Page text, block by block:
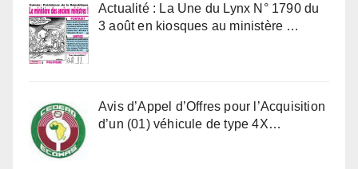
Actualité : La Une du Lynx N° 1790 du
3 août en kiosques au ministère …
Avis d’Appel d’Offres pour l’Acquisition
d’un (01) véhicule de type 4X…